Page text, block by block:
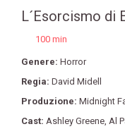
L´Esorcismo di
100 min
Genere: Horror
Regia: David Midell
Produzione: Midnight
Cast: Ashley Greene Al